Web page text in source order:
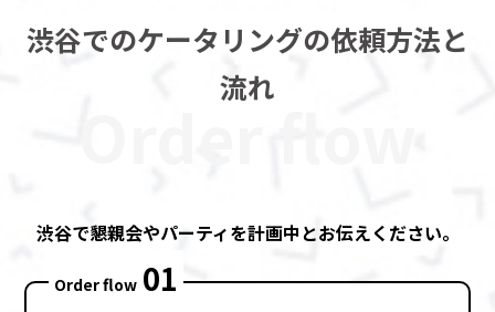
渋谷でのケータリングの依頼方法と
流れ
渋谷で懇親会やパーティを計画中とお伝えください。
Order flow 01